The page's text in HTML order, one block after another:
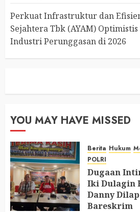
Perkuat Infrastruktur dan
Sejahtera Tbk (AYAM)
Industri Perunggasan di 2026
YOU MAY HAVE MISSED
Berita Hukum
POLRI
Dugaan
Iki Dulagin
Danny
Bareskrim